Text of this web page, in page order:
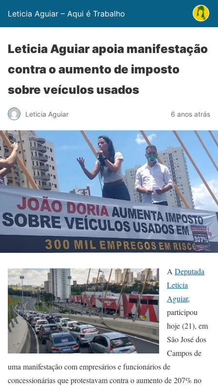
Leticia Aguiar – Aqui é Trabalho
Leticia Aguiar apoia manifestação
contra o aumento de imposto
sobre veículos usados
Leticia Aguiar 6 anos atrás
A Deputada
Leticia
Aguiar,
participou
hoje (21), em
São José dos
Campos de
uma manifestação com empresários e funcionários de
concessionárias que protestavam contra o aumento de 207% no